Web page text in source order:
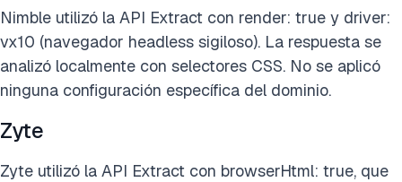
Nimble utilizó la API Extract con render: true y driver:
vx10 (navegador headless sigiloso). La respuesta se
analizó localmente con selectores CSS. No se aplicó
ninguna configuración específica del dominio.
Zyte
Zyte utilizó la API Extract con browserHtml: true, que